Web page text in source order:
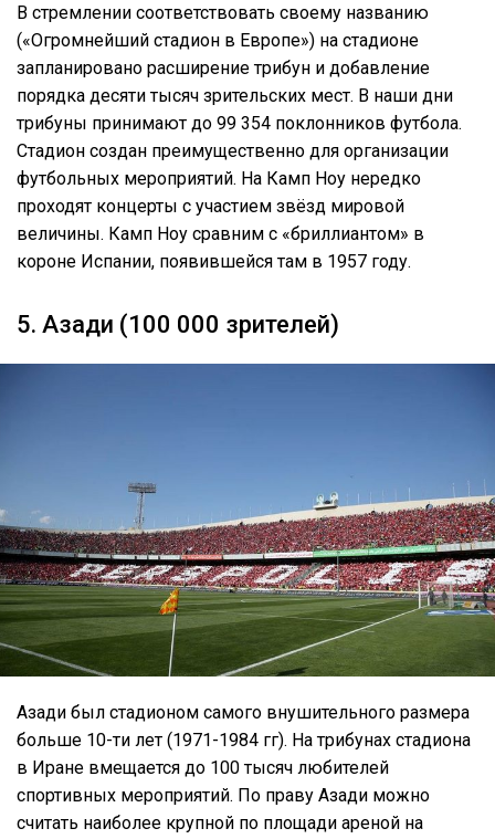
В стремлении соответствовать своему названию
(«Огромнейший стадион в Европе») на стадионе
запланировано расширение трибун и добавление
порядка десяти тысяч зрительских мест. В наши дни
трибуны принимают до 99 354 поклонников футбола.
Стадион создан преимущественно для организации
футбольных мероприятий. На Камп Ноу нередко
проходят концерты с участием звёзд мировой
величины. Камп Ноу сравним с «бриллиантом» в
короне Испании, появившейся там в 1957 году.
5. Азади (100 000 зрителей)
Азади был стадионом самого внушительного размера
больше 10-ти лет (1971-1984 гг). На трибунах стадиона
в Иране вмещается до 100 тысяч любителей
спортивных мероприятий. По праву Азади можно
считать наиболее крупной по площади ареной на